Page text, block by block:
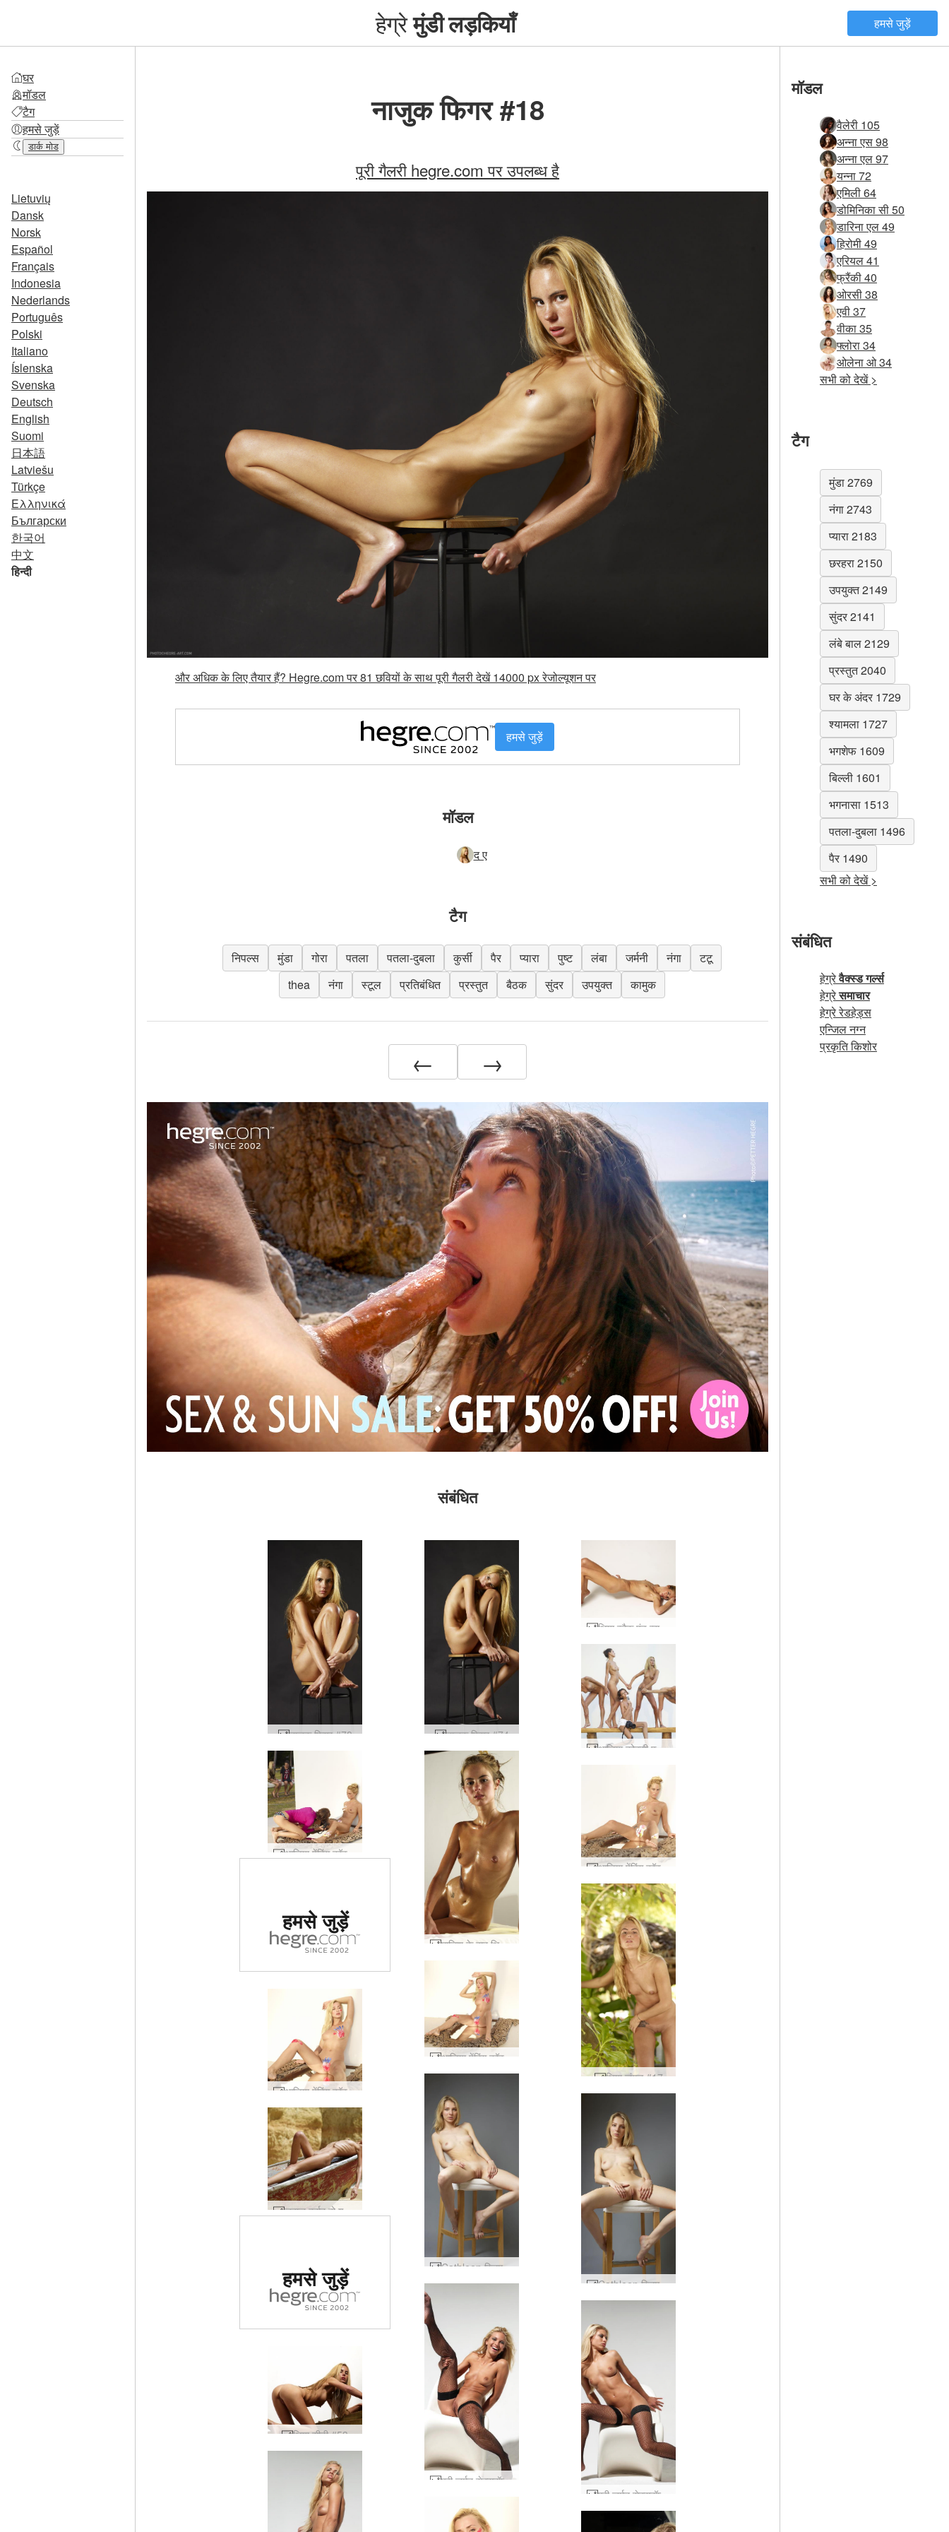
हेग्रेमुंडी लड़कियाँ हमसे जुड़ें
घर
मॉडल
टैग
हमसे जुड़ें
डार्क मोड
Lietuvių
Dansk
Norsk
Español
Français
Indonesia
Nederlands
Português
Polski
Italiano
Íslenska
Svenska
Deutsch
English
Suomi
日本語
Latviešu
Türkçe
Ελληνικά
Български
한국어
中文
हिन्दी
नाजुक फिगर #18
पूरी गैलरी hegre.com पर उपलब्ध है
और अधिक के लिए तैयार हैं? Hegre.com पर 81 छवियों के साथ पूरी गैलरी देखें 14000 px रेजोल्यूशन पर
हमसे जुड़ें
मॉडल
द ए
टैग
निपल्स मुंडा गोरा पतला पतला-दुबला कुर्सी पैर प्यारा पुष्ट लंबा जर्मनी नंगा
टटू
thea
नंगा स्टूल प्रतिबंधित प्रस्तुत बैठक सुंदर उपयुक्त कामुक
← →
संबंधित
नाजुक फिगर #78 नाजुक फिगर #74
आलिया कोक्सी फ्लोरा थिया जायका मूर्तियां #21
आलिया पेंटिंग कॉक्सी और थिया #14
मालिश के बाद थिया #62
आलिया पेंटिंग कॉक्सी और थिया #10
दुनिया में #1 कामुक
साइट का दर्जा दिया
गया
हमसे जुड़ें
थिया जंगल #17
आलिया पेंटिंग कॉक्सी और थिया #46
आलिया पेंटिंग कॉक्सी और थिया #54
Cathleen स्लिम सनसनी #32
Cathleen स्लिम सनसनी #40
जहाज बर्बाद हो गया #7
दुनिया में #1 कामुक
साइट का दर्जा दिया
गया
हमसे जुड़ें
एवी जर्मन सेक्सबॉम्ब #19
एवी जर्मन सेक्सबॉम्ब #23
थिया सीढ़ी #53
मॉडल
वैलेरी 105
अन्ना एस 98
अन्ना एल 97
यन्ना 72
एमिली 64
डोमिनिका सी 50
डारिना एल 49
हिरोमी 49
एरियल 41
फ्रैंकी 40
ओरसी 38
एवी 37
वीका 35
फ्लोरा 34
ओलेना ओ 34
सभी को देखें >
टैग
मुंडा 2769
नंगा 2743
प्यारा 2183
छरहरा 2150
उपयुक्त 2149
सुंदर 2141
लंबे बाल 2129
प्रस्तुत 2040
घर के अंदर 1729
श्यामला 1727
भगशेफ 1609
बिल्ली 1601
भगनासा 1513
पतला-दुबला 1496
पैर 1490
सभी को देखें >
संबंधित
हेग्रेवैक्स्ड गर्ल्स
हेग्रेसमाचार
हेग्रे रेडहेड्स
एन्जिल नग्न
प्रकृति किशोर